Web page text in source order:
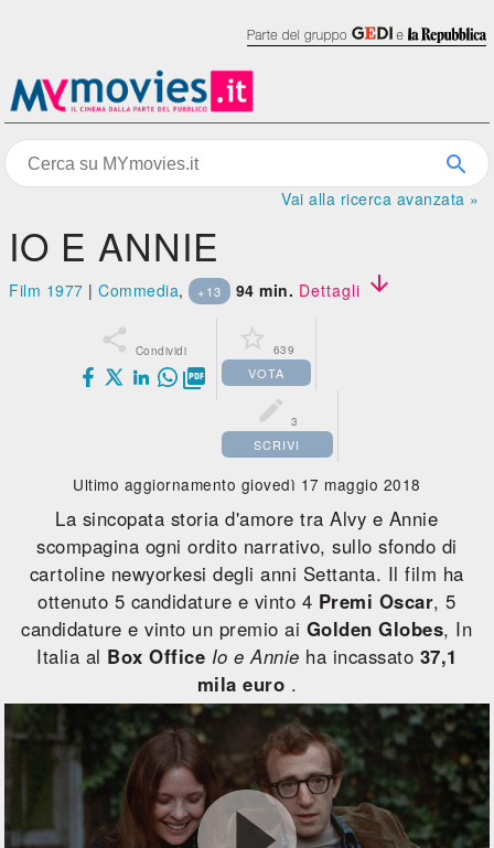
Vai alla ricerca avanzata »
IO E ANNIE
Film 1977 |Commedia, +13 94 min. Dettagli 
 Condividi

 639
VOTA
 3
SCRIVI
Ultimo aggiornamento giovedì 17 maggio 2018
La sincopata storia d'amore tra Alvy e Annie
scompagina ogni ordito narrativo, sullo sfondo di
cartoline newyorkesi degli anni Settanta. Il film ha
ottenuto 5 candidature e vinto 4 Premi Oscar, 5
candidature e vinto un premio ai Golden Globes, In
Italia al Box Office Io e Annie ha incassato 37,1
mila euro .